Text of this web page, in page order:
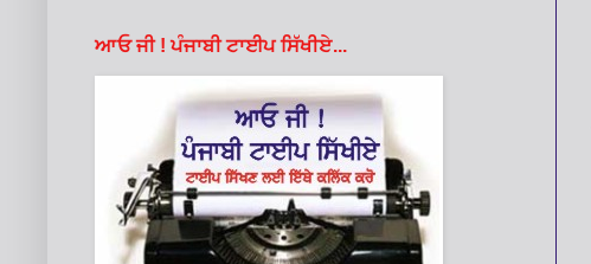
ਆਓ ਜੀ ! ਪੰਜਾਬੀ ਟਾਈਪ ਸਿੱਖੀਏ...